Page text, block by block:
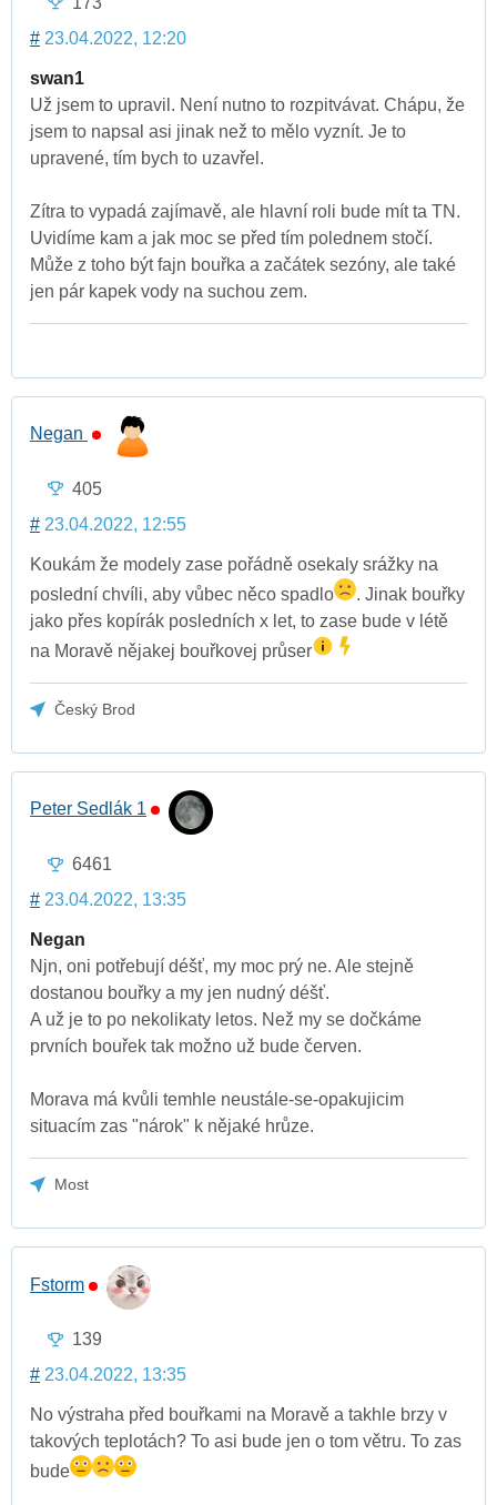
# 23.04.2022, 12:20
swan1
Už jsem to upravil. Není nutno to rozpitvávat. Chápu, že
jsem to napsal asi jinak než to mělo vyznít. Je to
upravené, tím bych to uzavřel.
Zítra to vypadá zajímavě, ale hlavní roli bude mít ta TN.
Uvidíme kam a jak moc se před tím polednem stočí.
Může z toho být fajn bouřka a začátek sezóny, ale také
jen pár kapek vody na suchou zem.
Negan
405
# 23.04.2022, 12:55
Koukám že modely zase pořádně osekaly srážky na
poslední chvíli, aby vůbec něco spadlo
. Jinak bouřky
jako přes kopírák posledních x let, to zase bude v létě
na Moravě nějakej bouřkovej průser
Český Brod
Peter Sedlák 1
6461
# 23.04.2022, 13:35
Negan
Njn, oni potřebují déšť, my moc prý ne. Ale stejně
dostanou bouřky a my jen nudný déšť.
A už je to po nekolikaty letos. Než my se dočkáme
prvních bouřek tak možno už bude červen.
Morava má kvůli temhle neustále-se-opakujicim
situacím zas "nárok" k nějaké hrůze.
Most
Fstorm
139
# 23.04.2022, 13:35
No výstraha před bouřkami na Moravě a takhle brzy v
takových teplotách? To asi bude jen o tom větru. To zas
bude